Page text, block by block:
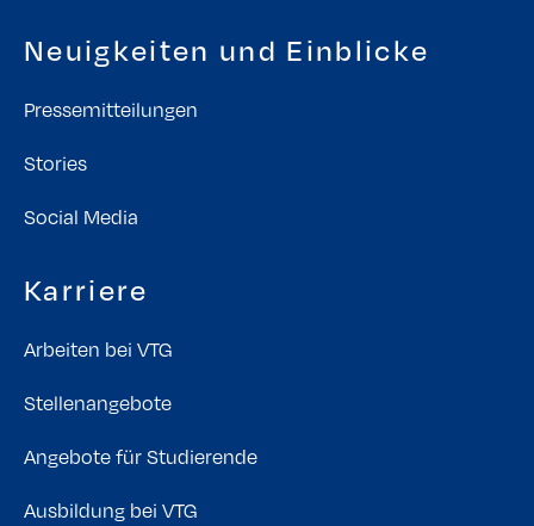
Neuigkeiten und Einblicke
Pressemitteilungen
Stories
Social Media
Karriere
Arbeiten bei VTG
Stellenangebote
Angebote für Studierende
Ausbildung bei VTG